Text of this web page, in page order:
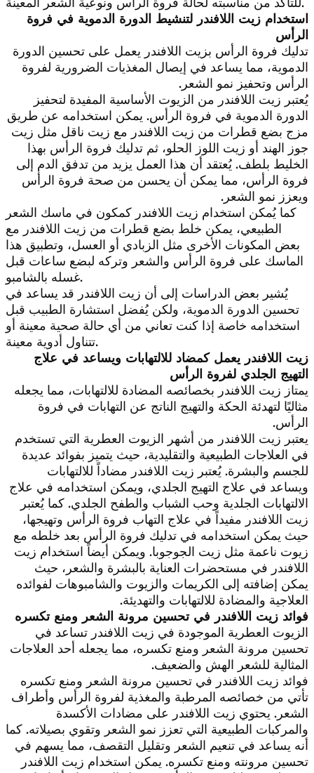
استخدام زيت اللافندر لتنشيط الدورة الدموية في فروة
الرأس
تدليك فروة الرأس بزيت اللافندر يعمل على تحسين الدورة
الدموية، مما يساعد في إيصال المغذيات الضرورية لفروة
الرأس وتحفيز نمو الشعر.
يُعتبر زيت اللافندر من الزيوت الأساسية المفيدة لتحفيز
الدورة الدموية في فروة الرأس. يمكن استخدامه عن طريق
مزج بضع قطرات من زيت اللافندر مع زيت ناقل مثل زيت
جوز الهند أو زيت اللوز الحلو، ثم تدليك فروة الرأس بهذا
الخليط بلطف. يُعتقد أن هذا العمل يزيد من تدفق الدم إلى
فروة الرأس، مما يمكن أن يحسن من صحة فروة الرأس
ويعزز نمو الشعر.
كما يُمكن استخدام زيت اللافندر كمكون في ماسك الشعر
الطبيعي، يمكن خلط بضع قطرات من زيت اللافندر مع
بعض المكونات الأخرى مثل الزبادي أو العسل، وتطبيق هذا
الماسك على فروة الرأس والشعر وتركه لبضع ساعات قبل
غسله بالشامبو.
يُشير بعض الدراسات إلى أن زيت اللافندر قد يساعد في
تحسين الدورة الدموية، ولكن يُفضل استشارة الطبيب قبل
استخدامه خاصة إذا كنت تعاني من أي حالة صحية معينة أو
تتناول أدوية معينة.
زيت اللافندر يعمل كمضاد للالتهابات ويساعد في علاج
التهيج الجلدي لفروة الرأس
يمتاز زيت اللافندر بخصائصه المضادة للالتهابات، مما يجعله
مثاليًا لتهدئة الحكة والتهيج الناتج عن التهابات في فروة
الرأس.
يعتبر زيت اللافندر من أشهر الزيوت العطرية التي تستخدم
في العلاجات الطبيعية والتقليدية، حيث يتميز بفوائد عديدة
للجسم والبشرة. يُعتبر زيت اللافندر مضاداً للالتهابات
ويساعد في علاج التهيج الجلدي، ويمكن استخدامه في علاج
الالتهابات الجلدية وحب الشباب والطفح الجلدي. كما يُعتبر
زيت اللافندر مفيداً في علاج التهاب فروة الرأس وتهيجها،
حيث يمكن استخدامه في تدليك فروة الرأس بعد خلطه مع
زيوت ناعمة مثل زيت الجوجوبا. ويمكن أيضاً استخدام زيت
اللافندر في مستحضرات العناية بالبشرة والشعر، حيث
يمكن إضافته إلى الكريمات والزيوت والشامبوهات لفوائده
العلاجية والمضادة للالتهابات والتهديئة.
فوائد زيت اللافندر في تحسين مرونة الشعر ومنع تكسره
الزيوت العطرية الموجودة في زيت اللافندر تساعد في
تحسين مرونة الشعر ومنع تكسره، مما يجعله أحد العلاجات
المثالية للشعر الهش والضعيف.
فوائد زيت اللافندر في تحسين مرونة الشعر ومنع تكسره
تأتي من خصائصه المرطبة والمغذية لفروة الرأس وأطراف
الشعر. يحتوي زيت اللافندر على مضادات الأكسدة
والمركبات الطبيعية التي تعزز نمو الشعر وتقوي بصيلاته. كما
أنه يساعد في تنعيم الشعر وتقليل التقصف، مما يسهم في
تحسين مرونته ومنع تكسره. يمكن استخدام زيت اللافندر